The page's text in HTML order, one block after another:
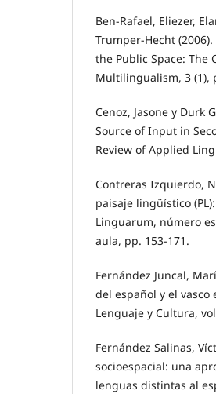
Ben-Rafael, Eliezer,
Trumper-Hecht
the Public Space: The
Multilingualism, 3 (1),
Cenoz, Jasone y Durk
Source of Input in
Review of Applied
Contreras Izquierdo,
paisaje lingüístico
Linguarum, número
aula, pp. 153-171.
Fernández Juncal,
del español y el vasco
Lenguaje y Cultura,
Fernández Salinas,
socioespacial: una
lenguas distintas al